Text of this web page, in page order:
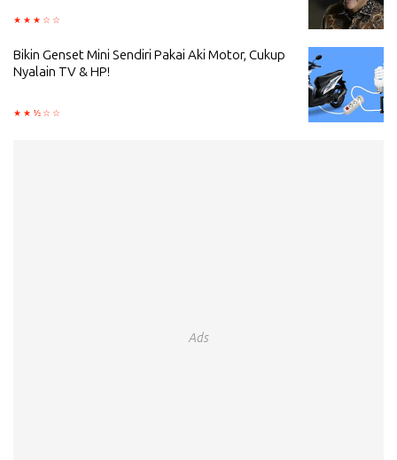
Bikin Genset Mini Sendiri Pakai Aki Motor, Cukup
Nyalain TV & HP!
Ads